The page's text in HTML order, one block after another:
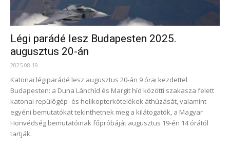
Légi parádé lesz Budapesten 2025.
augusztus 20-án
2025.08.19.
Katonai légiparádé lesz augusztus 20-án 9 órai kezdettel
Budapesten: a Duna Lánchíd és Margit híd közötti szakasza felett
katonai repülőgép- és helikopterkötelékek áthúzását, valamint
egyéni bemutatókat tekinthetnek meg a kilátogatók, a Magyar
Honvédség bemutatóinak főpróbáját augusztus 19-én 14 órától
tartják.